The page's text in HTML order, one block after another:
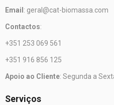
Email : geral@cat-biomassa.com
Contactos:
+351 253 069 561
+351 916 856 125
Apoio ao Cliente: Segunda a
Serviços